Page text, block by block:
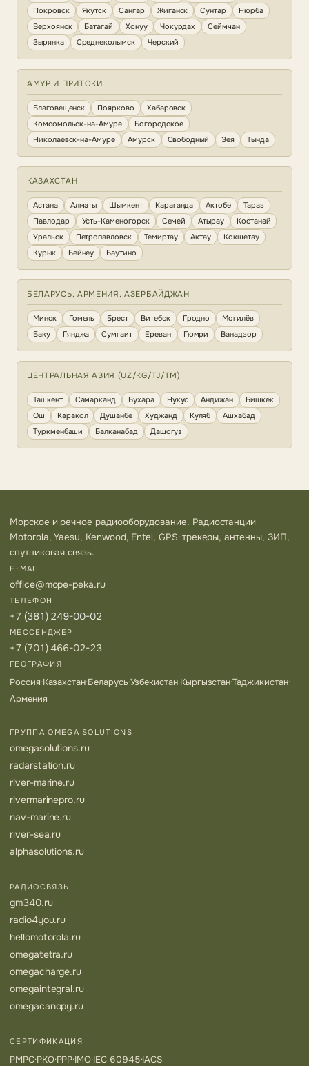
Покровск
Якутск Сангар Жиганск Сунтар
Нюрба
Верхоянск
Батагай Хонуу Чокурдах
Сеймчан
Зырянка
Среднеколымск Черский
АМУР И ПРИТОКИ
Благовещенск Поярково
Хабаровск
Комсомольск-на-Амуре
Богородское
Николаевск-на-Амуре
Амурск Свободный Зея Тында
КАЗАХСТАН
Астана Алматы Шымкент Караганда Актобе
Тараз
Павлодар
Усть-Каменогорск Семей Атырау
Костанай
Уральск
Петропавловск Темиртау Актау
Кокшетау
Курык
Бейнеу Баутино
БЕЛАРУСЬ, АРМЕНИЯ, АЗЕРБАЙДЖАН
Минск Гомель Брест Витебск Гродно
Могилёв
Баку
Гянджа Сумгаит Ереван Гюмри Ванадзор
ЦЕНТРАЛЬНАЯ АЗИЯ (UZ/KG/TJ/TM)
Ташкент Самарканд Бухара Нукус Андижан
Бишкек
Ош
Каракол Душанбе Худжанд Куляб
Ашхабад
Туркменбаши
Балканабад Дашогуз
Морское и речное радиооборудование. Радиостанции
Motorola, Yaesu, Kenwood, Entel, GPS-трекеры, антенны, ЗИП,
спутниковая связь.
E-MAIL
office@mope-peka.ru
ТЕЛЕФОН
+7 (381) 249-00-02
МЕССЕНДЖЕР
+7 (701) 466-02-23
ГЕОГРАФИЯ
Россия·Казахстан·Беларусь·Узбекистан·Кыргызстан·Таджикистан·
Армения
ГРУППА OMEGA SOLUTIONS
omegasolutions.ru
radarstation.ru
river-marine.ru
rivermarinepro.ru
nav-marine.ru
river-sea.ru
alphasolutions.ru
РАДИОСВЯЗЬ
gm340.ru
radio4you.ru
hellomotorola.ru
omegatetra.ru
omegacharge.ru
omegaintegral.ru
omegacanopy.ru
СЕРТИФИКАЦИЯ
РМРС·РКО·РРР·IMO·IEC 60945·IACS